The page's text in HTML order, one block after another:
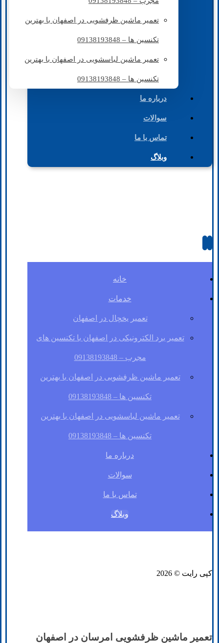
تعمیر ماشین ظرفشویی در اصفهان با بهترین
تکنسین ها – 09138193848
تعمیر ماشین لباسشویی در اصفهان با بهترین
تکنسین ها – 09138193848
درباره ما
سوالات
تماس با ما
وبلاگ
خانه
خدمات
تعمیر یخچال در اصفهان
تعمیر برد الکترونیکی در اصفهان با تکنسین های
مجرب – 09138193848
تعمیر ماشین ظرفشویی در اصفهان با بهترین
تکنسین ها – 09138193848
تعمیر ماشین لباسشویی در اصفهان با بهترین
تکنسین ها – 09138193848
درباره ما
سوالات
تماس با ما
وبلاگ
کپی رایت © 2026
تعمیر ماشین ظرفشویی امرسان در اصفهان